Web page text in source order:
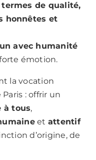
de qualité,
honnêtes et
avec humanité
émotion.
la vocation
: offrir un
à tous,
et attentif
d’origine, de